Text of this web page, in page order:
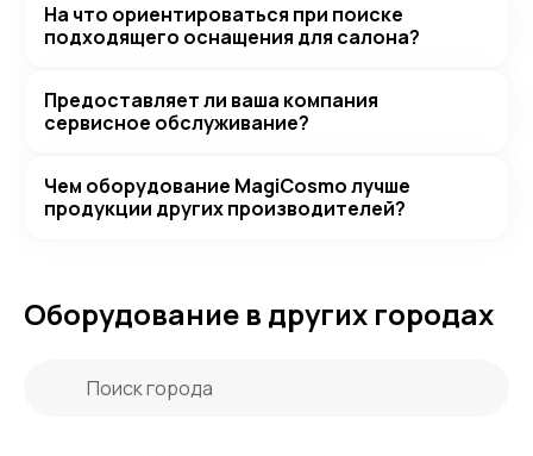
На что ориентироваться при поиске
подходящего оснащения для салона?
Предоставляет ли ваша компания
сервисное обслуживание?
Чем оборудование MagiCosmo лучше
продукции других производителей?
Оборудование в других городах